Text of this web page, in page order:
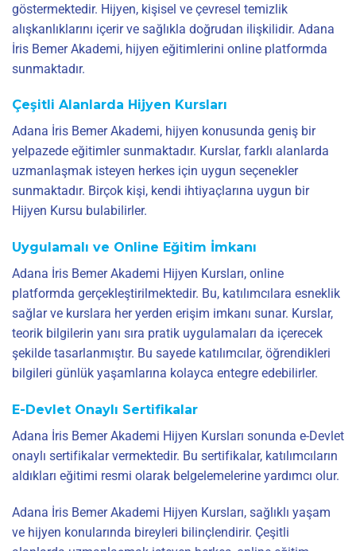
göstermektedir. Hijyen, kişisel ve çevresel temizlik
alışkanlıklarını içerir ve sağlıkla doğrudan ilişkilidir. Adana
İris Bemer Akademi, hijyen eğitimlerini online platformda
sunmaktadır.
Çeşitli Alanlarda Hijyen Kursları
Adana İris Bemer Akademi, hijyen konusunda geniş bir
yelpazede eğitimler sunmaktadır. Kurslar, farklı alanlarda
uzmanlaşmak isteyen herkes için uygun seçenekler
sunmaktadır. Birçok kişi, kendi ihtiyaçlarına uygun bir
Hijyen Kursu bulabilirler.
Uygulamalı ve Online Eğitim İmkanı
Adana İris Bemer Akademi Hijyen Kursları, online
platformda gerçekleştirilmektedir. Bu, katılımcılara esneklik
sağlar ve kurslara her yerden erişim imkanı sunar. Kurslar,
teorik bilgilerin yanı sıra pratik uygulamaları da içerecek
şekilde tasarlanmıştır. Bu sayede katılımcılar, öğrendikleri
bilgileri günlük yaşamlarına kolayca entegre edebilirler.
E-Devlet Onaylı Sertifikalar
Adana İris Bemer Akademi Hijyen Kursları sonunda e-Devlet
onaylı sertifikalar vermektedir. Bu sertifikalar, katılımcıların
aldıkları eğitimi resmi olarak belgelemelerine yardımcı olur.
Adana İris Bemer Akademi Hijyen Kursları, sağlıklı yaşam
ve hijyen konularında bireyleri bilinçlendirir. Çeşitli